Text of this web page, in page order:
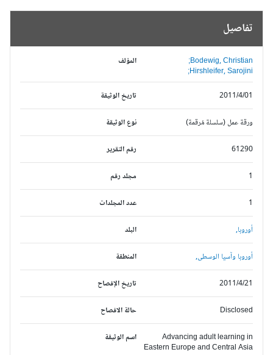
تفاصيل
المؤلف
Bodewig, Christian;
Hirshleifer, Sarojini;
تاريخ الوثيقة
2011/4/01
نوع الوثيقة ورقة عمل (سلسلة مُرقمة)
رقم التقرير 61290
مجلد رقم
عدد المجلدات
البلد أوروبا,
المنطقة أوروبا وآسيا الوسطى,
تاريخ الإفصاح 2011/4/21
حالة الافصاح Disclosed
اسم الوثيقة
Advancing adult learning in
Eastern Europe and Central Asia